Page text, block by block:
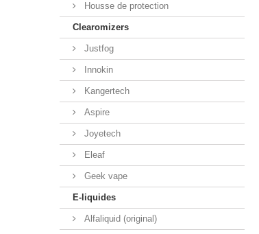
Housse de protection
Clearomizers
Justfog
Innokin
Kangertech
Aspire
Joyetech
Eleaf
Geek vape
E-liquides
Alfaliquid (original)